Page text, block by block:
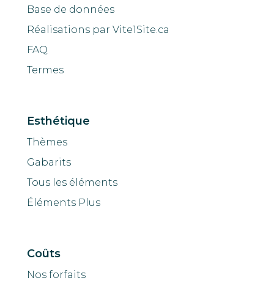
Base de données
Réalisations par Vite1Site.ca
FAQ
Termes
Esthétique
Thèmes
Gabarits
Tous les éléments
Éléments Plus
Coûts
Nos forfaits